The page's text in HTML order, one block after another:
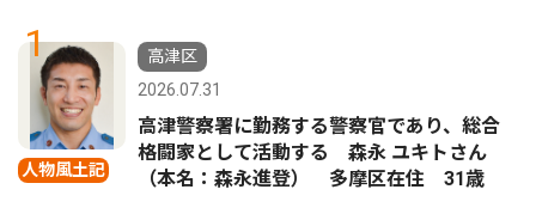
1
人物風土記
高津区
2026.07.31
高津警察署に勤務する警察官であり、総合
格闘家として活動する 森永 ユキトさん
（本名：森永進登） 多摩区在住 31歳